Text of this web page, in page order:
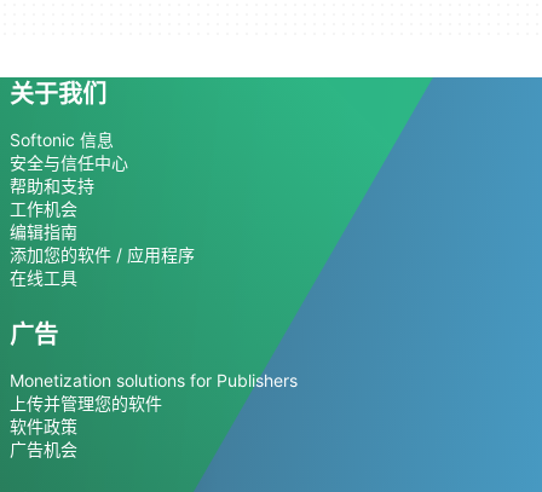
关于我们
Softonic 信息
安全与信任中心
帮助和支持
工作机会
编辑指南
添加您的软件 / 应用程序
在线工具
广告
Monetization solutions for Publishers
上传并管理您的软件
软件政策
广告机会